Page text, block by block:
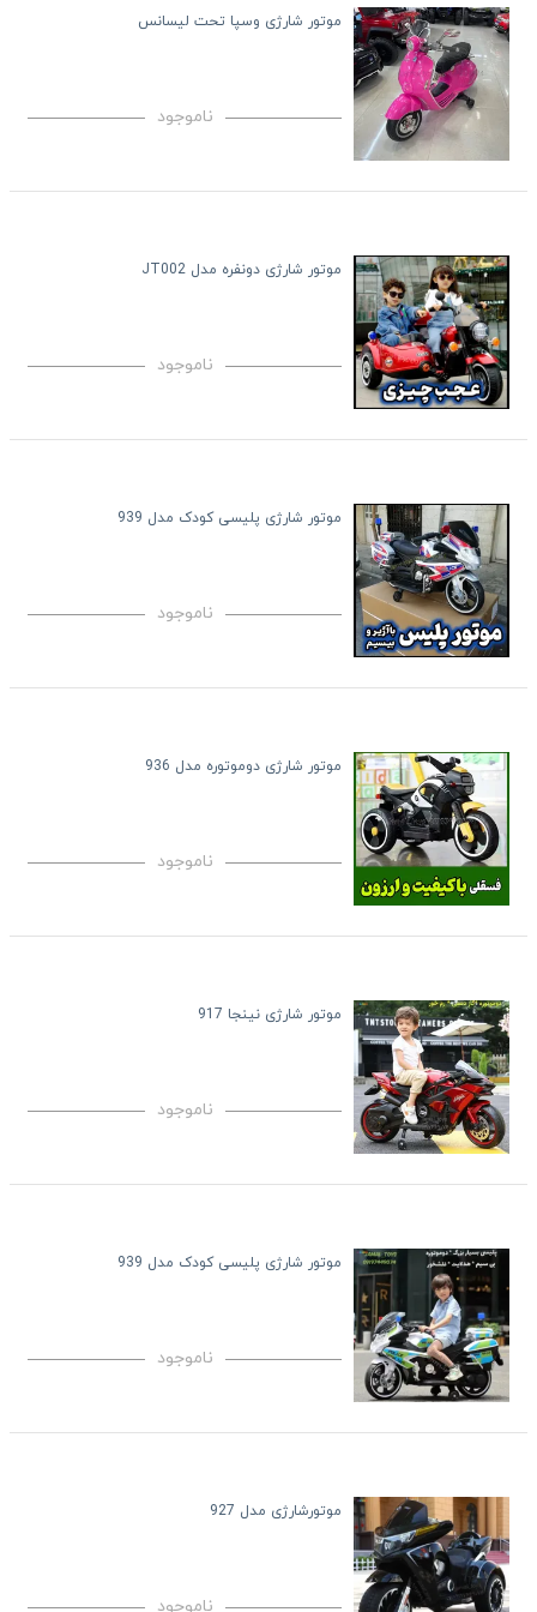
موتور شارژی وسپا تحت لیسانس
ناموجود
موتور شارژی دونفره مدل JT002
ناموجود
موتور شارژی پلیسی کودک مدل 939
ناموجود
موتور شارژی دوموتوره مدل 936
ناموجود
موتور شارژی نینجا 917
ناموجود
موتور شارژی پلیسی کودک مدل 939
ناموجود
موتورشارژی مدل 927
ناموجود